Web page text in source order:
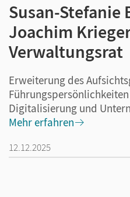
Susan-
Joachim
Verwaltungsrat
Erweiterung des
Digitalisierung und
Mehr erfahren
12.12.2025